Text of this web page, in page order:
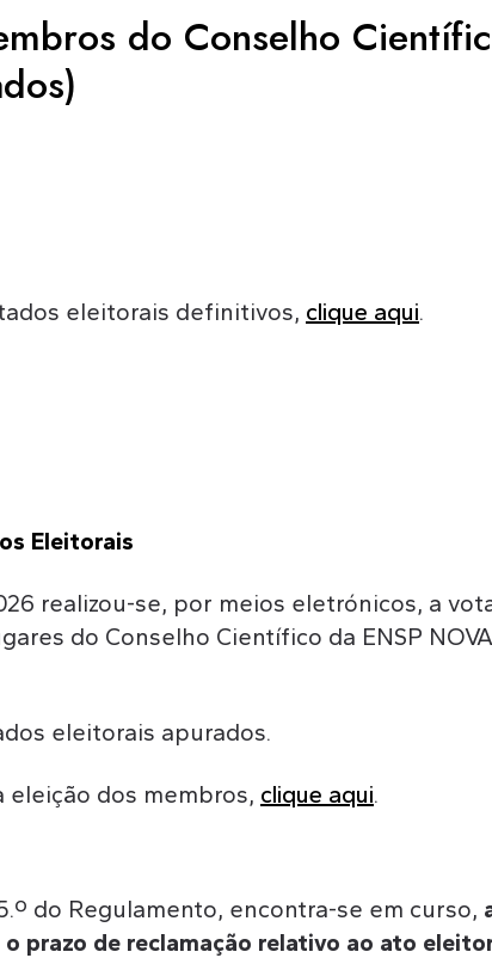
do Conselho
eleitorais definitivos, clique aqui.
Eleitorais
realizou-se, por meios eletrónicos, a
do Conselho Científico da ENSP
eleitorais apurados.
eleição dos membros, clique aqui.
do Regulamento, encontra-se em curso,
prazo de reclamação relativo ao ato